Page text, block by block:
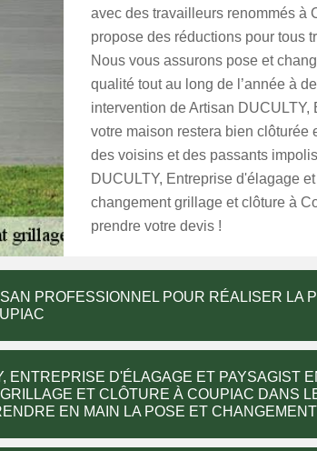
avec des travailleurs renommés à
propose des réductions pour tous
Nous vous assurons pose et
qualité tout au long de l’année à
intervention de Artisan
votre maison restera bien clôturée
des voisins et des passants
DUCULTY, Entreprise d'élagage
changement grillage et clôture à
prendre votre devis !
PROFESSIONNEL POUR RÉALISER LA
ENTREPRISE D'ÉLAGAGE ET PAYSAGIST
ET CLÔTURE À COUPIAC DANS
EN MAIN LA POSE ET CHANGEMENT